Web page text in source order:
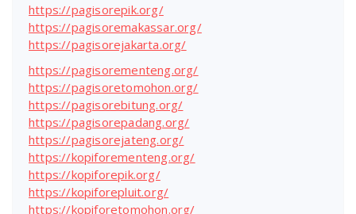
https://pagisorepik.org/
https://pagisoremakassar.org/
https://pagisorejakarta.org/
https://pagisorementeng.org/
https://pagisoretomohon.org/
https://pagisorebitung.org/
https://pagisorepadang.org/
https://pagisorejateng.org/
https://kopiforementeng.org/
https://kopiforepik.org/
https://kopiforepluit.org/
https://kopiforetomohon.org/